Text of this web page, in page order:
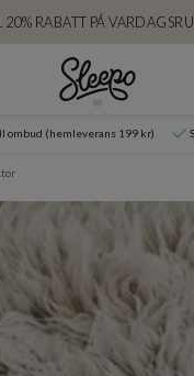
20% RABATT PÅ
ombud (hemleverans 199 kr)